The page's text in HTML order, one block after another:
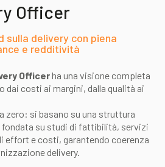
Officer
sulla delivery con piena
e redditività
Officerha una visione completa
costi ai margini, dalla qualità ai
zero: si basano su una struttura
su studi di fattibilità, servizi
effort e costi, garantendo coerenza
delivery.